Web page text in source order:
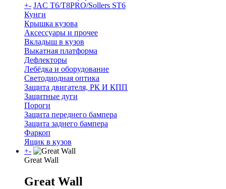
+- JAC T6/T8PRO/Sollers ST6
Кунги
Крышка кузова
Аксессуары и прочее
Вкладыш в кузов
Выкатная платформа
Дефлекторы
Лебёдка и оборудование
Светодиодная оптика
Защита двигателя, РК И КПП
Защитные дуги
Пороги
Защита переднего бампера
Защита заднего бампера
Фаркоп
Ящик в кузов
+-
Great Wall
Great Wall